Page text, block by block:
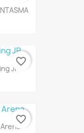
JP
favorite_border
favorite_border